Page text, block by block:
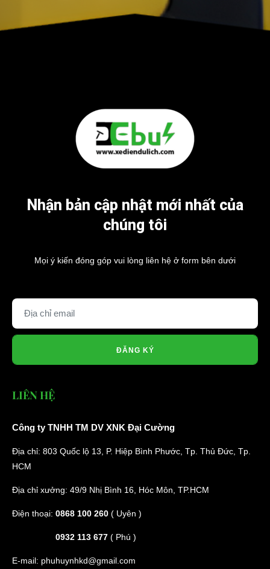
Nhận bản cập nhật mới nhất của
chúng tôi
Mọi ý kiến đóng góp vui lòng liên hệ ở form bên dưới
ĐĂNG KÝ
LIÊN HỆ
Công ty TNHH TM DV XNK Đại Cường
Địa chỉ: 803 Quốc lộ 13, P. Hiệp Bình Phước, Tp. Thủ Đức, Tp.
HCM
Địa chỉ xưởng: 49/9 Nhị Bình 16, Hóc Môn, TP.HCM
Điện thoại: 0868 100 260 ( Uyên )
0932 113 677 ( Phú )
E-mail: phuhuynhkd@gmail.com